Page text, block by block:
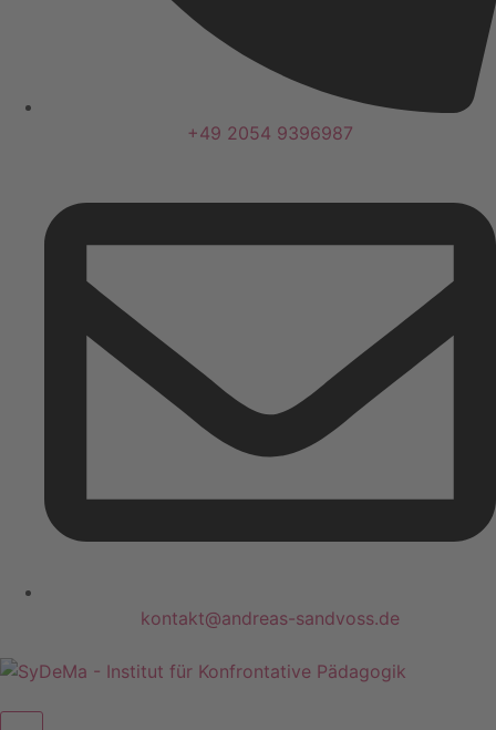
+49 2054 9396987
kontakt@andreas-sandvoss.de